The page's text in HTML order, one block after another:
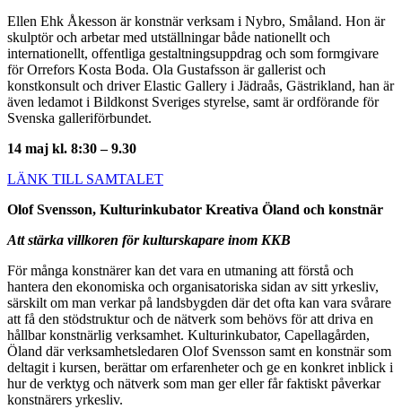
Ellen Ehk Åkesson är konstnär verksam i Nybro, Småland. Hon är
skulptör och arbetar med utställningar både nationellt och
internationellt, offentliga gestaltningsuppdrag och som formgivare
för Orrefors Kosta Boda. Ola Gustafsson är gallerist och
konstkonsult och driver Elastic Gallery i Jädraås, Gästrikland, han är
även ledamot i Bildkonst Sveriges styrelse, samt är ordförande för
Svenska galleriförbundet.
14 maj kl. 8:30 – 9.30
LÄNK TILL SAMTALET
Olof Svensson, Kulturinkubator Kreativa Öland och konstnär
Att stärka villkoren för kulturskapare inom KKB
För många konstnärer kan det vara en utmaning att förstå och
hantera den ekonomiska och organisatoriska sidan av sitt yrkesliv,
särskilt om man verkar på landsbygden där det ofta kan vara svårare
att få den stödstruktur och de nätverk som behövs för att driva en
hållbar konstnärlig verksamhet. Kulturinkubator, Capellagården,
Öland där verksamhetsledaren Olof Svensson samt en konstnär som
deltagit i kursen, berättar om erfarenheter och ge en konkret inblick i
hur de verktyg och nätverk som man ger eller får faktiskt påverkar
konstnärers yrkesliv.